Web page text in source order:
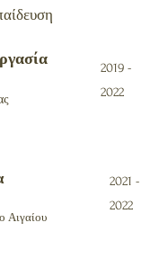
2019 -
2022
Αιγαίου
2021 -
2022